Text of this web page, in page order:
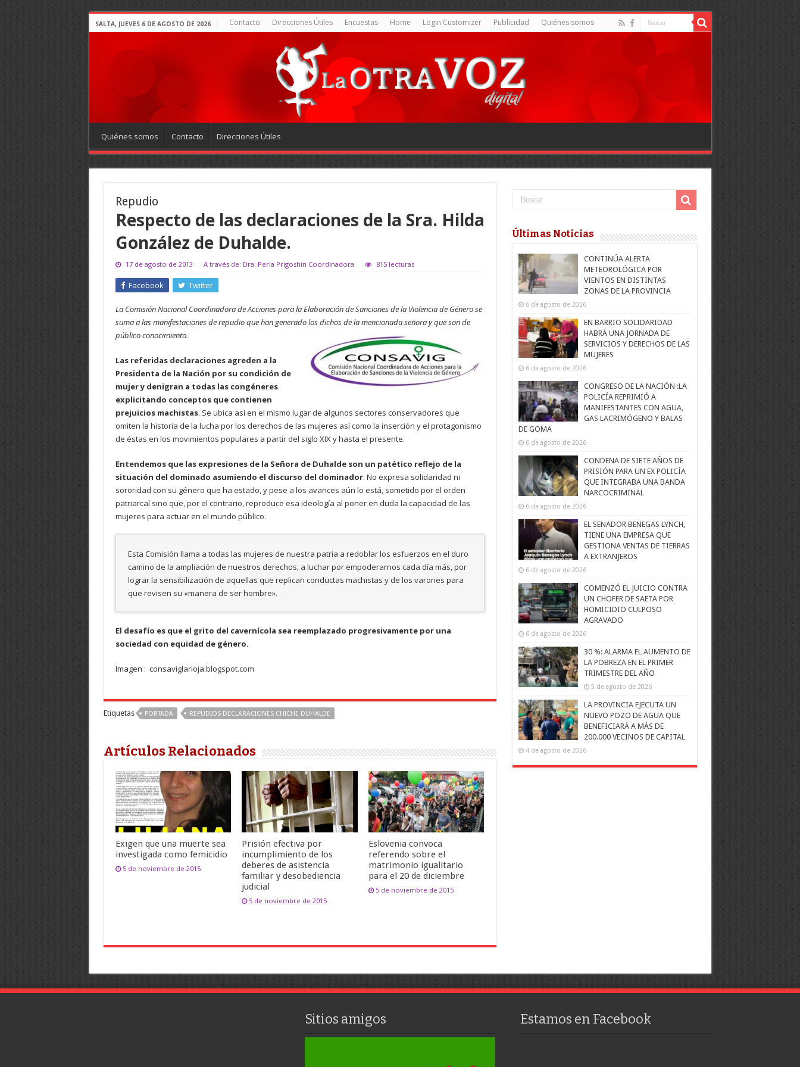
SALTA, JUEVES 6 DE AGOSTO DE 2026 Contacto Direcciones Útiles Encuestas Home Login Customizer Publicidad Quiénes somos
Quiénes somos Contacto Direcciones Útiles
Repudio
Respecto de las declaraciones de la Sra. Hilda
González de Duhalde.
17 de agosto de 2013 A través de: Dra. Perla Prigoshin Coordinadora 815 lecturas
Facebook Twitter
La Comisión Nacional Coordinadora de Acciones para la Elaboración de Sanciones de la Violencia de Género se
suma a las manifestaciones de repudio que han generado los dichos de la mencionada señora y que son de
público conocimiento.
Las referidas declaraciones agreden a la
Presidenta de la Nación por su condición de
mujer y denigran a todas las congéneres
explicitando conceptos que contienen
prejuicios machistas. Se ubica así en el mismo lugar de algunos sectores conservadores que
omiten la historia de la lucha por los derechos de las mujeres así como la inserción y el protagonismo
de éstas en los movimientos populares a partir del siglo XIX y hasta el presente.
Entendemos que las expresiones de la Señora de Duhalde son un patético reflejo de la
situación del dominado asumiendo el discurso del dominador. No expresa solidaridad ni
sororidad con su género que ha estado, y pese a los avances aún lo está, sometido por el orden
patriarcal sino que, por el contrario, reproduce esa ideología al poner en duda la capacidad de las
mujeres para actuar en el mundo público.
Esta Comisión llama a todas las mujeres de nuestra patria a redoblar los esfuerzos en el duro
camino de la ampliación de nuestros derechos, a luchar por empoderarnos cada día más, por
lograr la sensibilización de aquellas que replican conductas machistas y de los varones para
que revisen su «manera de ser hombre».
El desafío es que el grito del cavernícola sea reemplazado progresivamente por una
sociedad con equidad de género.
Imagen : consaviglarioja.blogspot.com
Etiquetas PORTADA REPUDIOS DECLARACIONES CHICHE DUHALDE
Artículos Relacionados
Exigen que una muerte sea
investigada como femicidio
5 de noviembre de 2015
Prisión efectiva por
incumplimiento de los
deberes de asistencia
familiar y desobediencia
judicial
5 de noviembre de 2015
Eslovenia convoca
referendo sobre el
matrimonio igualitario
para el 20 de diciembre
5 de noviembre de 2015
Últimas Noticias
CONTINÚA ALERTA
METEOROLÓGICA POR
VIENTOS EN DISTINTAS
ZONAS DE LA PROVINCIA
6 de agosto de 2026
EN BARRIO SOLIDARIDAD
HABRÁ UNA JORNADA DE
SERVICIOS Y DERECHOS DE LAS
MUJERES
6 de agosto de 2026
CONGRESO DE LA NACIÓN :LA
POLICÍA REPRIMIÓ A
MANIFESTANTES CON AGUA,
GAS LACRIMÓGENO Y BALAS
DE GOMA
6 de agosto de 2026
CONDENA DE SIETE AÑOS DE
PRISIÓN PARA UN EX POLICÍA
QUE INTEGRABA UNA BANDA
NARCOCRIMINAL
6 de agosto de 2026
EL SENADOR BENEGAS LYNCH,
TIENE UNA EMPRESA QUE
GESTIONA VENTAS DE TIERRAS
A EXTRANJEROS
6 de agosto de 2026
COMENZÓ EL JUICIO CONTRA
UN CHOFER DE SAETA POR
HOMICIDIO CULPOSO
AGRAVADO
6 de agosto de 2026
30 %: ALARMA EL AUMENTO DE
LA POBREZA EN EL PRIMER
TRIMESTRE DEL AÑO
5 de agosto de 2026
LA PROVINCIA EJECUTA UN
NUEVO POZO DE AGUA QUE
BENEFICIARÁ A MÁS DE
200.000 VECINOS DE CAPITAL
4 de agosto de 2026
Sitios amigos Estamos en Facebook